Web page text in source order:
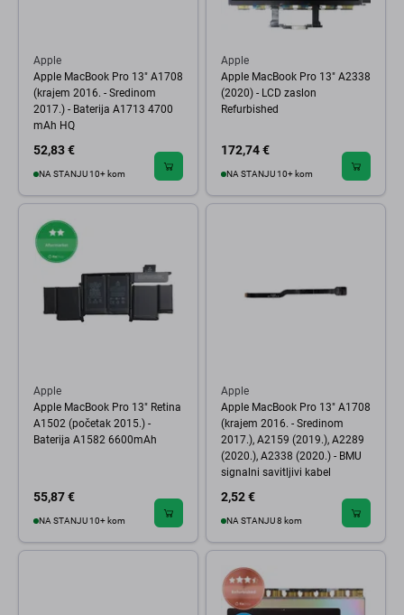
Apple
Apple MacBook Pro 13" A1708
(krajem 2016. - Sredinom
2017.) - Baterija A1713 4700
mAh HQ
52,83 €
NA STANJU 10+ kom
Apple
Apple MacBook Pro 13" A2338
(2020) - LCD zaslon
Refurbished
172,74 €
NA STANJU 10+ kom
Apple
Apple MacBook Pro 13" Retina
A1502 (početak 2015.) -
Baterija A1582 6600mAh
55,87 €
NA STANJU 10+ kom
Apple
Apple MacBook Pro 13" A1708
(krajem 2016. - Sredinom
2017.), A2159 (2019.), A2289
(2020.), A2338 (2020.) - BMU
signalni savitljivi kabel
2,52 €
NA STANJU 8 kom